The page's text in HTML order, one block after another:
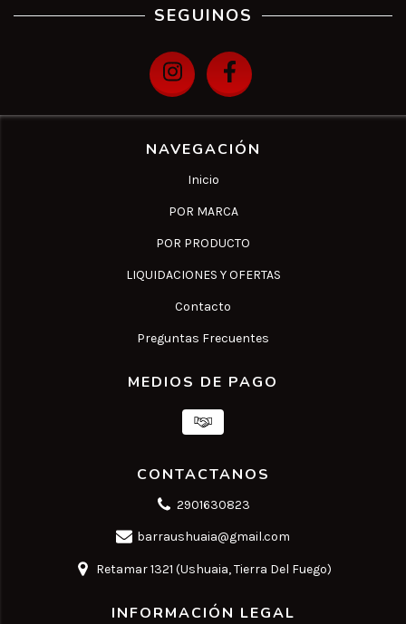
SEGUINOS
NAVEGACIÓN
Inicio
POR MARCA
POR PRODUCTO
LIQUIDACIONES Y OFERTAS
Contacto
Preguntas Frecuentes
MEDIOS DE PAGO
CONTACTANOS
2901630823
barraushuaia@gmail.com
Retamar 1321 (Ushuaia, Tierra Del Fuego)
INFORMACIÓN LEGAL